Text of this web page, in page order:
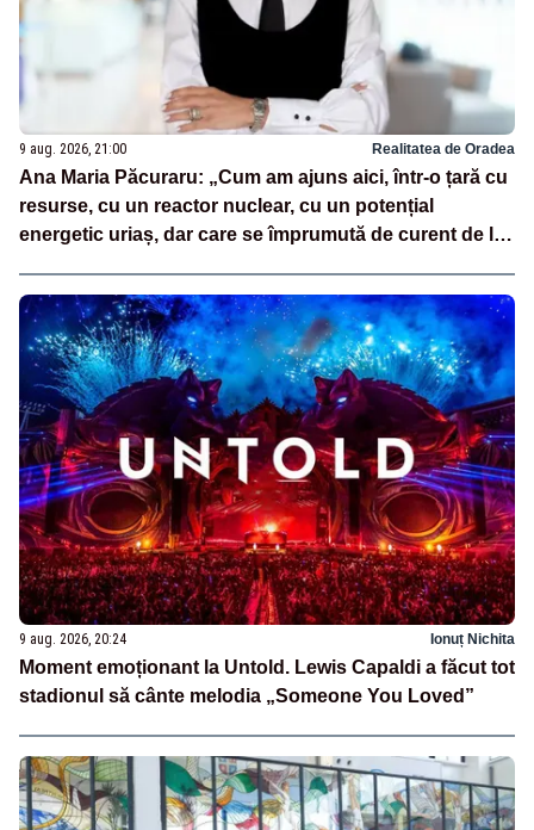
9 aug. 2026, 21:00 Realitatea de Oradea
Ana Maria Păcuraru: „Cum am ajuns aici, într-o țară cu
resurse, cu un reactor nuclear, cu un potențial
energetic uriaș, dar care se împrumută de curent de la
9 aug. 2026, 20:24 Ionuț Nichita
Moment emoționant la Untold. Lewis Capaldi a făcut tot
stadionul să cânte melodia „Someone You Loved”